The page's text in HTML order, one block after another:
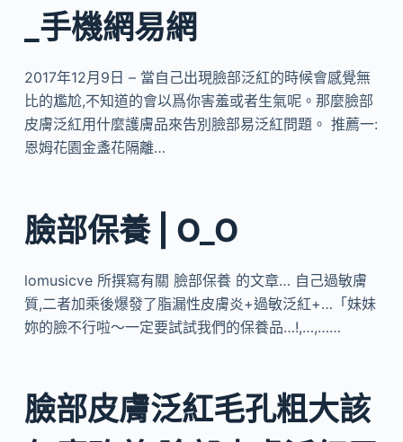
_手機網易網
2017年12月9日 – 當自己出現臉部泛紅的時候會感覺無
比的尷尬,不知道的會以爲你害羞或者生氣呢。那麼臉部
皮膚泛紅用什麼護膚品來告別臉部易泛紅問題。 推薦一:
恩姆花園金盞花隔離…
臉部保養 | O_O
lomusicve 所撰寫有關 臉部保養 的文章… 自己過敏膚
質,二者加乘後爆發了脂漏性皮膚炎+過敏泛紅+…「妹妹
妳的臉不行啦～一定要試試我們的保養品…!,…,……
臉部皮膚泛紅毛孔粗大該